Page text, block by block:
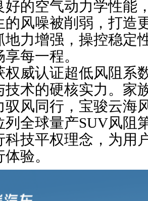
好的空气动力学性能
的风噪被削弱，打造
地力增强，操控稳定
每一程。
权威认证超低风阻系
技术的硬核实力。家
驭风同行，宝骏云海
列全球量产SUV风阻
科技平权理念，为用
验。